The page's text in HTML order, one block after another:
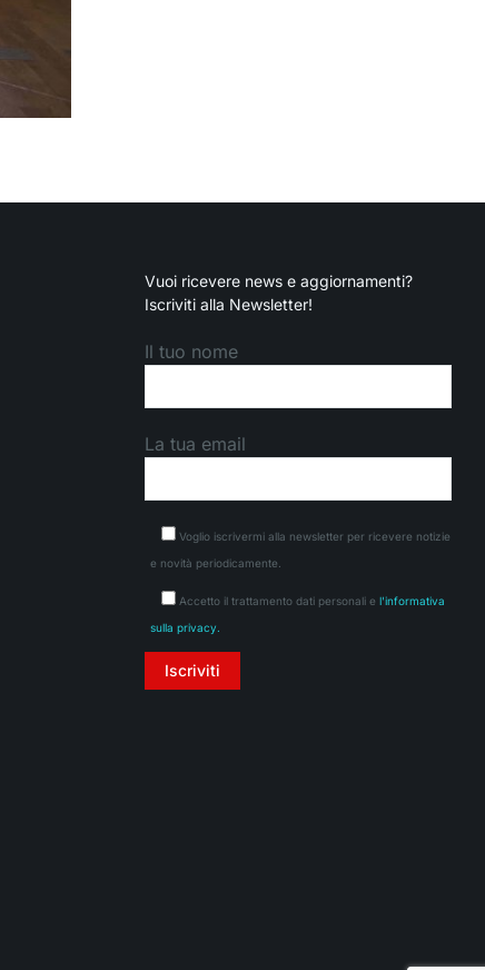
Vuoi ricevere news e aggiornamenti?
Iscriviti alla Newsletter!
Il tuo nome
La tua email
Voglio iscrivermi alla newsletter per ricevere notizie
e novità periodicamente.
Accetto il trattamento dati personali e l'informativa
sulla privacy.